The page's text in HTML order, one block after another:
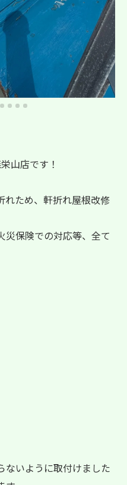
山店です！
れため、軒折れ屋根改修
災保険での対応等、全て
ないように取付けました